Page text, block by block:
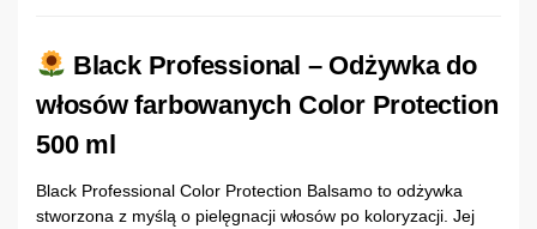
Black Professional – Odżywka do
włosów farbowanych Color Protection
500 ml
Black Professional Color Protection Balsamo to odżywka
stworzona z myślą o pielęgnacji włosów po koloryzacji. Jej